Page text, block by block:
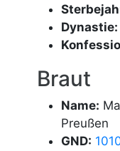
Dynastie:
Braut
Name:
Preußen
GND: